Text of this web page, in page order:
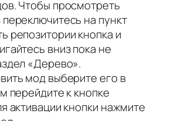
Чтобы просмотреть
на пункт
репозитории кнопка и
вниз пока не
«Дерево».
мод выберите его в
перейдите к кнопке
активации кнопки нажмите